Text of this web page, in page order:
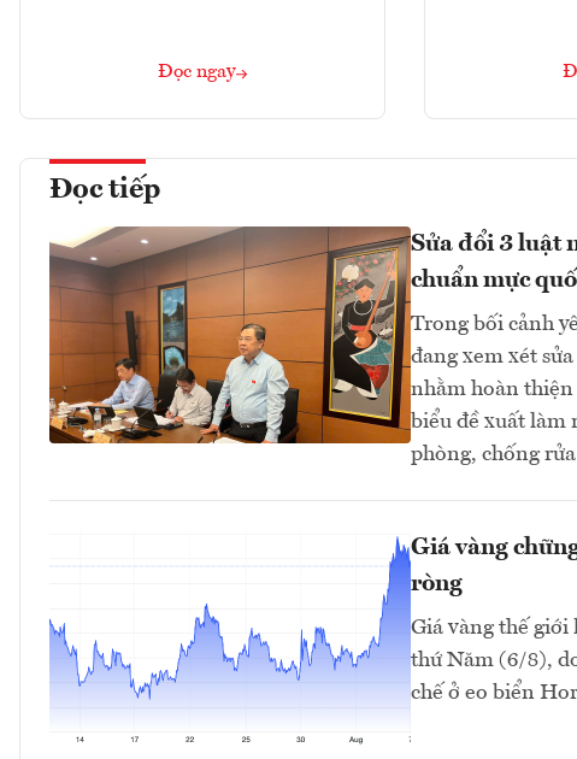
Đọc ngay
Đọc tiếp
Sửa đổi 3 luật
chuẩn mực
Trong bối cảnh
đang xem xét
nhằm hoàn thiện
biểu đề xuất làm
phòng, chống
Giá vàng
ròng
Giá vàng thế giới
thứ Năm (6/8),
chế ở eo biển